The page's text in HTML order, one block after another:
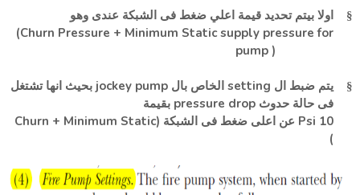
§
اولا بيتم تحديد قيمة اعلي ضغط فى الشبكة عندى وهو
(Churn Pressure + Minimum Static supply pressure for
pump )
§ يتم ضبط ال settingالخاص بال jockey pump بحيث انها تشتغل
فى حالة حدوث pressure drop بقيمة
Psi 10 عن اعلى ضغط فى الشبكة (
Churn + Minimum Static
)